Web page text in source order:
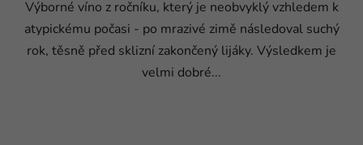
Výborné víno z ročníku, který je neobvyklý vzhledem k
atypickému počasi - po mrazivé zimě následoval suchý
rok, těsně před sklizní zakončený lijáky. Výsledkem je
velmi dobré...